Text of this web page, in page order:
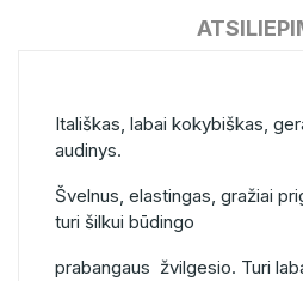
Itališkas, labai kokybiškas,
audinys.
Švelnus, elastingas, gražiai
turi šilkui būdingo
prabangaus žvilgesio. Turi